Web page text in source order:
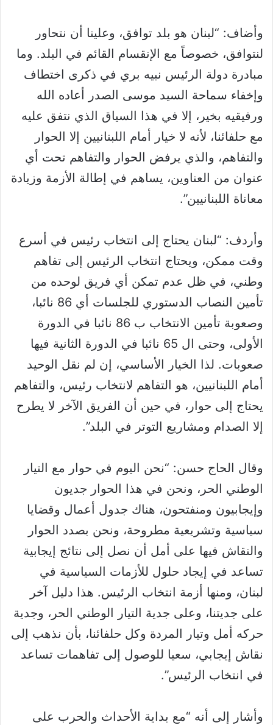
وأضاف: “لبنان هو بلد توافق، وعلينا أن نتحاور
لنتوافق، خصوصاً مع الإنقسام القائم في البلد. وما
مبادرة دولة الرئيس نبيه بري في ذكرى اختطاف
وإخفاء سماحة السيد موسى الصدر أعاده الله
ورفيقيه بخير، إلا في هذا السياق الذي نتفق عليه
مع حلفائنا، لأنه لا خيار أمام اللبنانيين إلا الحوار
والتفاهم، والذي يرفض الحوار والتفاهم تحت أي
عنوان من العناوين، يساهم في إطالة الأزمة وزيادة
معاناة اللبنانيين”.
وأردف: “لبنان يحتاج إلى انتخاب رئيس في أسرع
وقت ممكن، ويحتاج انتخاب الرئيس إلى تفاهم
وطني، في ظل عدم تمكن أي فريق لوحده من
تأمين النصاب الدستوري للجلسات أي 86 نائبا،
وصعوبة تأمين الانتخاب ب 86 نائبا في الدورة
الأولى، وحتى ال 65 نائبا في الدورة الثانية فيها
صعوبات. لذا الخيار الأساسي، إن لم نقل الوحيد
أمام اللبنانيين، هو التفاهم لانتخاب رئيس، والتفاهم
يحتاج إلى حوار، في حين أن الفريق الآخر لا يطرح
إلا الصدام ومشاريع التوتر في البلد”.
وقال الحاج حسن: “نحن اليوم في حوار مع التيار
الوطني الحر، ونحن في هذا الحوار جديون
وإيجابيون ومنفتحون، هناك جدول أعمال وقضايا
سياسية وتشريعية مطروحة، ونحن بصدد الحوار
والنقاش فيها على أمل أن نصل إلى نتائج إيجابية
تساعد في إيجاد حلول للأزمات السياسية في
لبنان، ومنها أزمة انتخاب الرئيس. هذا دليل آخر
على جديتنا، وعلى جدية التيار الوطني الحر، وجدية
حركه أمل وتيار المردة وكل حلفائنا، بأن نذهب إلى
نقاش إيجابي، سعيا للوصول إلى تفاهمات تساعد
في انتخاب الرئيس”.
وأشار إلى أنه “مع بداية الأحداث والحرب على